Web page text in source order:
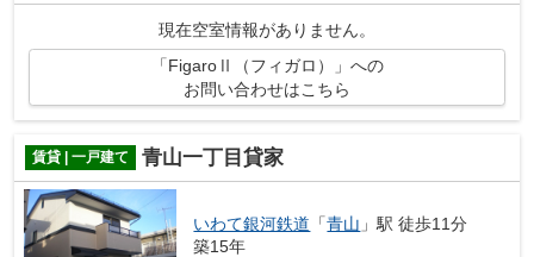
駅利用可能な物件です。できるだけ早めに...
現在空室情報がありません。
「FigaroⅡ（フィガロ）」への
お問い合わせはこちら
賃貸 | 一戸建て 青山一丁目貸家
いわて銀河鉄道 「青山 」駅 徒歩11分
築15年